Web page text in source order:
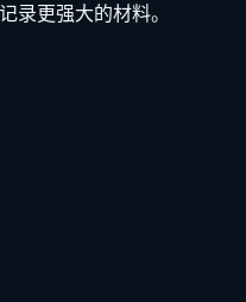
录更强大的材料。